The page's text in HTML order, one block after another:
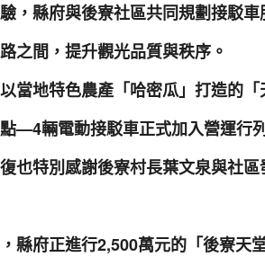
，縣府與後寮社區共同規劃接駁
之間，提升觀光品質與秩序。
當地特色農產「哈密瓜」打造的
—4輛電動接駁車正式加入營運行
也特別感謝後寮村長葉文泉與社
縣府正進行2,500萬元的「後寮天